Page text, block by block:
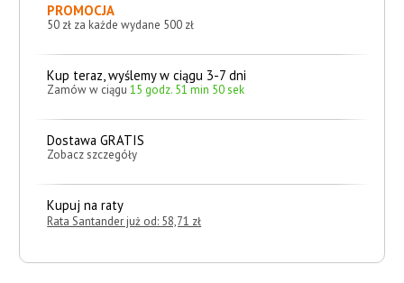
PROMOCJA
50 zł za każde wydane 500 zł
Kup teraz, wyślemy w ciągu 3-7 dni
Zamów w ciągu15 godz. 51 min 49 sek
Dostawa GRATIS
Zobacz szczegóły
Kupuj na raty
Rata Santander już od: 58,71 zł